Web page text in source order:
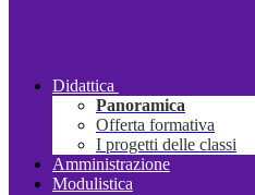
Didattica
Panoramica
Offerta formativa
I progetti delle classi
Amministrazione
Modulistica